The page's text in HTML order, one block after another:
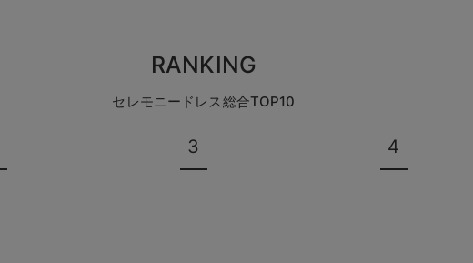
RANKING
セレモニードレス総合TOP10
3 4